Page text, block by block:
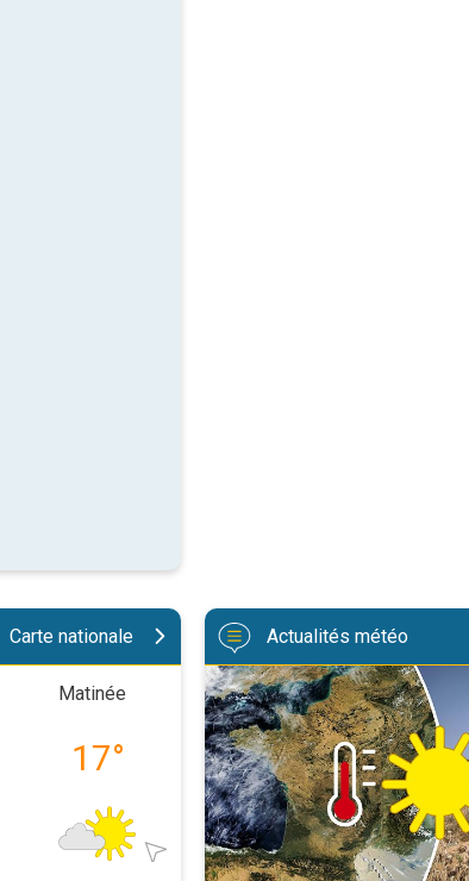
Carte nationale
Matinée
17°
Après-midi
24°
Soirée
20
Actualités météo
Sécheresse record et nouvelle